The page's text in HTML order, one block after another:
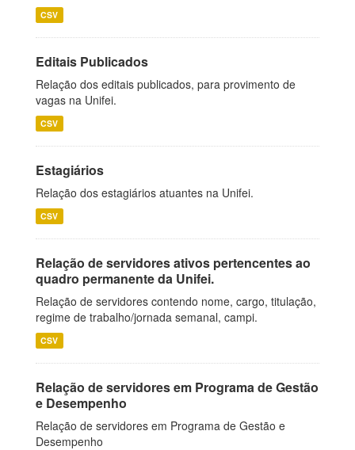
CSV
Editais Publicados
Relação dos editais publicados, para provimento de
vagas na Unifei.
CSV
Estagiários
Relação dos estagiários atuantes na Unifei.
CSV
Relação de servidores ativos pertencentes ao
quadro permanente da Unifei.
Relação de servidores contendo nome, cargo, titulação,
regime de trabalho/jornada semanal, campi.
CSV
Relação de servidores em Programa de Gestão
e Desempenho
Relação de servidores em Programa de Gestão e
Desempenho